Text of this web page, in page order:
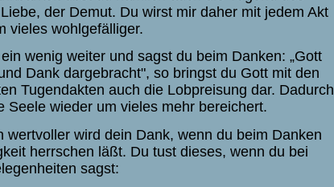
der Demut. Du wirst mir daher mit jedem Akt
vieles wohlgefälliger.
wenig weiter und sagst du beim Danken: „Gott
Dank dargebracht", so bringst du Gott mit den
Tugendakten auch die Lobpreisung dar. Dadurch
Seele wieder um vieles mehr bereichert.
wertvoller wird dein Dank, wenn du beim Danken
herrschen läßt. Du tust dieses, wenn du bei
sagst: